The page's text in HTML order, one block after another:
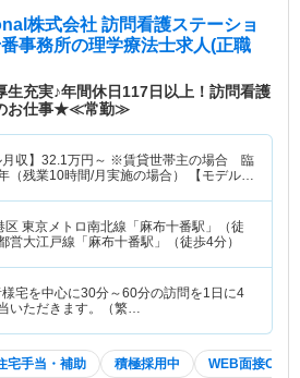
株式会社 訪問看護ステーショ
事務所の理学療法士求人(正職
生充実♪年間休日117日以上！訪問看護
お仕事★≪常勤≫
収】 32.1万円～ ※賃貸世帯主の場合 臨
（残業10時間/月実施の場合） 【モデル年
業10時間/月実施の場合）
区 東京メトロ南北線「麻布十番駅」（徒
営大江戸線「麻布十番駅」（徒歩4分）
様宅を中心に30分～60分の訪問を1日に4
いただきます。（繁…
宅手当・補助 積極採用中 WEB面接OK